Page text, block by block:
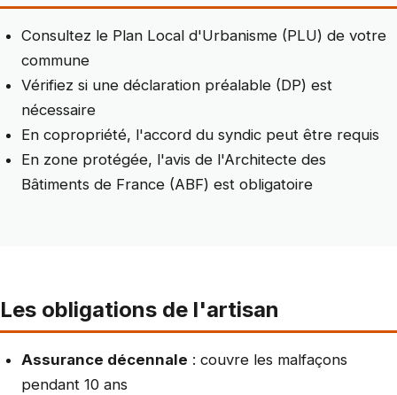
Consultez le Plan Local d'Urbanisme (PLU) de votre
commune
Vérifiez si une déclaration préalable (DP) est
nécessaire
En copropriété, l'accord du syndic peut être requis
En zone protégée, l'avis de l'Architecte des
Bâtiments de France (ABF) est obligatoire
Les obligations de l'artisan
Assurance décennale : couvre les malfaçons
pendant 10 ans